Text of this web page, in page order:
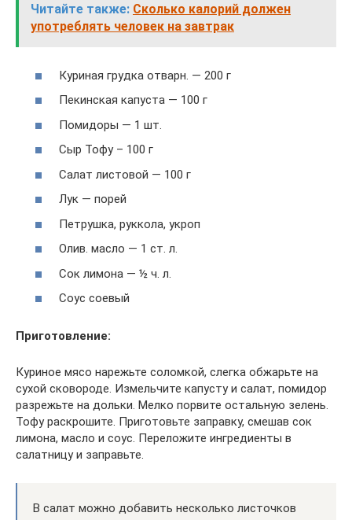
Читайте также: Сколько калорий должен
употреблять человек на завтрак
Куриная грудка отварн. — 200 г
Пекинская капуста — 100 г
Помидоры — 1 шт.
Сыр Тофу – 100 г
Салат листовой — 100 г
Лук — порей
Петрушка, руккола, укроп
Олив. масло — 1 ст. л.
Сок лимона — ½ ч. л.
Соус соевый
Приготовление:
Куриное мясо нарежьте соломкой, слегка обжарьте на
сухой сковороде. Измельчите капусту и салат, помидор
разрежьте на дольки. Мелко порвите остальную зелень.
Тофу раскрошите. Приготовьте заправку, смешав сок
лимона, масло и соус. Переложите ингредиенты в
салатницу и заправьте.
В салат можно добавить несколько листочков